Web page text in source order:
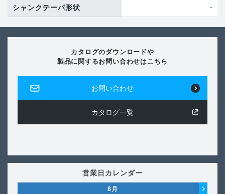
シャンクテーパ形状 -
カタログのダウンロードや
製品に関するお問い合わせはこちら
お問い合わせ
カタログ一覧
営業日カレンダー
8 月